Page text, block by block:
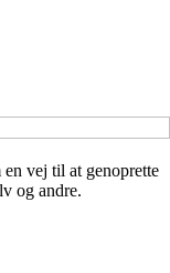
vej til at genoprette
og andre.